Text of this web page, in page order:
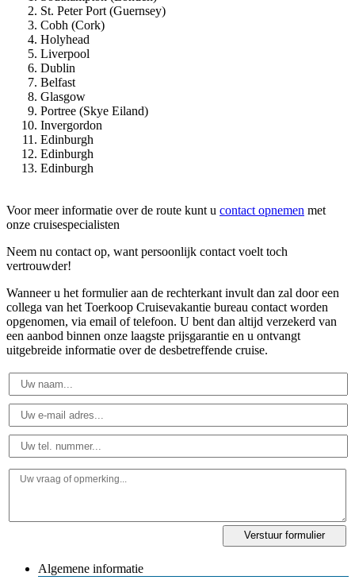
St. Peter Port (Guernsey)
Cobh (Cork)
Holyhead
Liverpool
Dublin
Belfast
Glasgow
Portree (Skye Eiland)
Invergordon
Edinburgh
Edinburgh
Edinburgh
Voor meer informatie over de route kunt u contact opnemen met
onze cruisespecialisten
Neem nu contact op, want persoonlijk contact voelt toch
vertrouwder!
Wanneer u het formulier aan de rechterkant invult dan zal door een
collega van het Toerkoop Cruisevakantie bureau contact worden
opgenomen, via email of telefoon. U bent dan altijd verzekerd van
een aanbod binnen onze laagste prijsgarantie en u ontvangt
uitgebreide informatie over de desbetreffende cruise.
Algemene informatie